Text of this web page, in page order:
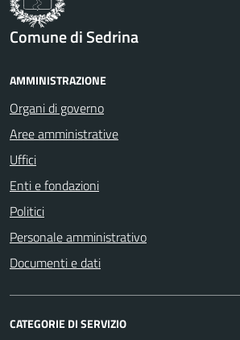
Comune di Sedrina
AMMINISTRAZIONE
Organi di governo
Aree amministrative
Uffici
Enti e fondazioni
Politici
Personale amministrativo
Documenti e dati
CATEGORIE DI SERVIZIO